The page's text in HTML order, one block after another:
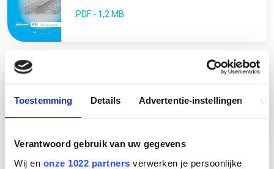
Toestemming Details Advertentie-instellingen
Verantwoord gebruik van uw gegevens
Wij en onze 1022 partners verwerken je persoonlijke
PDF - 1,2 MB
Niedax KR Kabelgoot